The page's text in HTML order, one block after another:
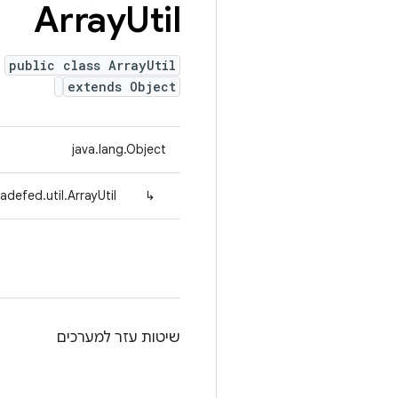
ArrayUtil
public class ArrayUtil
extends Object
java.lang.Object
↳
שיטות עזר למערכים